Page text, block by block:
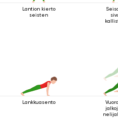
Lantion kierto
seisten
Lankkuasento